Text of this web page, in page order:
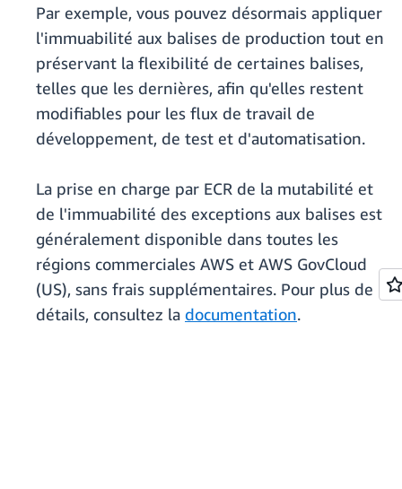
Par exemple, vous pouvez désormais appliquer
l'immuabilité aux balises de production tout en
préservant la flexibilité de certaines balises,
telles que les dernières, afin qu'elles restent
modifiables pour les flux de travail de
développement, de test et d'automatisation.
La prise en charge par ECR de la mutabilité et
de l'immuabilité des exceptions aux balises est
généralement disponible dans toutes les
régions commerciales AWS et AWS GovCloud
(US), sans frais supplémentaires. Pour plus de
détails, consultez la documentation.